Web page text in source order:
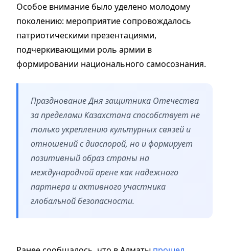
Особое внимание было уделено молодому
поколению: мероприятие сопровождалось
патриотическими презентациями,
подчеркивающими роль армии в
формировании национального самосознания.
Празднование Дня защитника Отечества
за пределами Казахстана способствует не
только укреплению культурных связей и
отношений с диаспорой, но и формирует
позитивный образ страны на
международной арене как надежного
партнера и активного участника
глобальной безопасности.